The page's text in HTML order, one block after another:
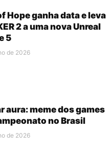
Hope ganha data e leva
2 a uma nova Unreal
5
de 2026
aura: meme dos games
no Brasil
de 2026